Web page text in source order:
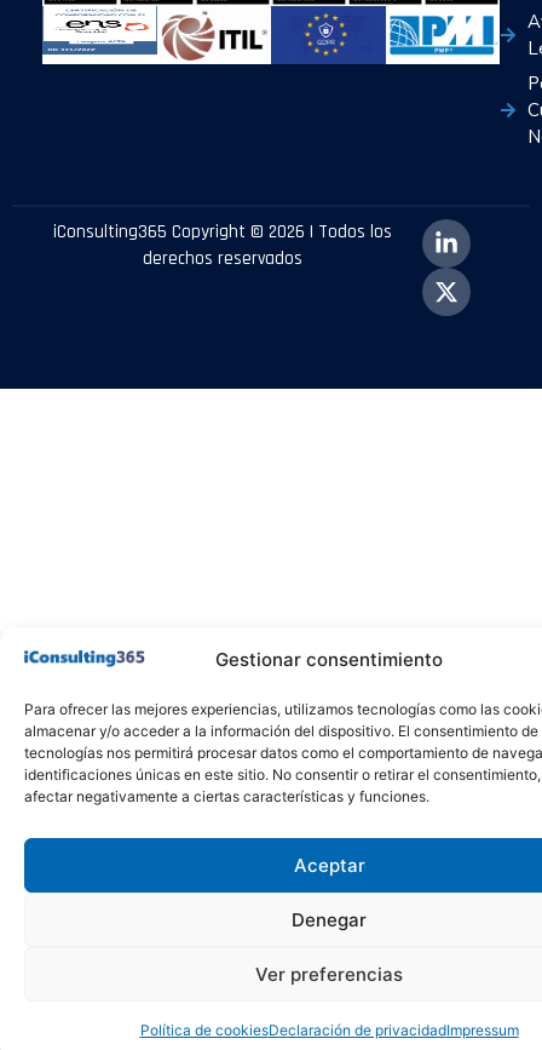
Gestionar consentimiento
Para ofrecer las mejores experiencias, utilizamos tecnologías como las
almacenar y/o acceder a la información del dispositivo. El consentimiento de
tecnologías nos permitirá procesar datos como el comportamiento de
identificaciones únicas en este sitio. No consentir o retirar el
afectar negativamente a ciertas características y funciones.
Aceptar
Denegar
Ver preferencias
Política de cookiesDeclaración de privacidadImpressum
iConsulting365 Copyright © 2026 | Todos los
derechos reservados